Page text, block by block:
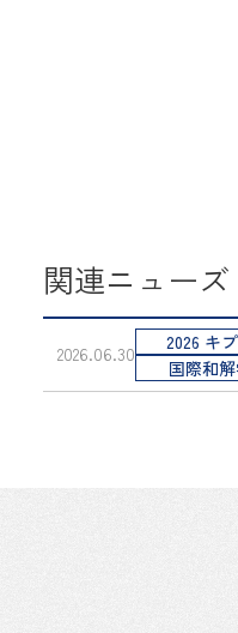
関連ニュー
2026.06.30
2026 キ
国際和